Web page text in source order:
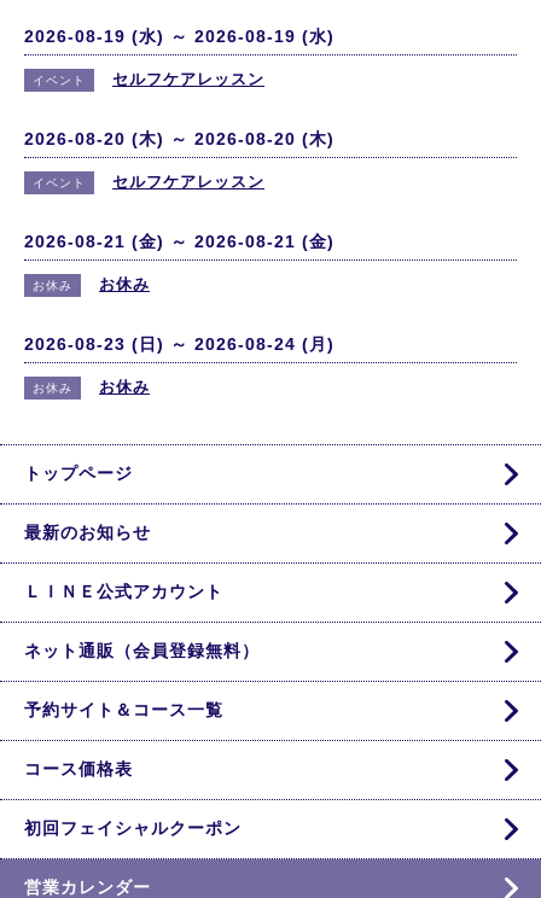
2026-08-19 (水) ～ 2026-08-19 (水)
イベント セルフケアレッスン
2026-08-20 (木) ～ 2026-08-20 (木)
イベント セルフケアレッスン
2026-08-21 (金) ～ 2026-08-21 (金)
お休み お休み
2026-08-23 (日) ～ 2026-08-24 (月)
お休み お休み
トップページ
最新のお知らせ
ＬＩＮＥ公式アカウント
ネット通販（会員登録無料）
予約サイト＆コース一覧
コース価格表
初回フェイシャルクーポン
営業カレンダー